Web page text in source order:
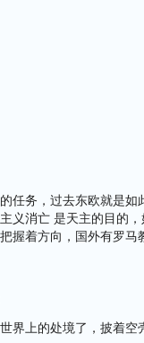
任务，过去东欧就是
义消亡 是天主的目的
握着方向，国外有罗
界上的处境了，披着